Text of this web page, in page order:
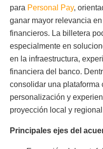
para Personal Pay,
ganar mayor relevancia
financieros. La billetera
especialmente en
en la infraestructura,
financiera del banco.
consolidar una plataforma
personalización y
proyección local y
Principales ejes del